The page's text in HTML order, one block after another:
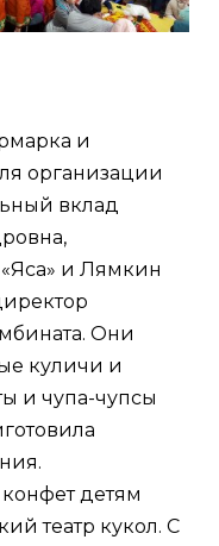
и
организации
вклад
и Лямкин
Они
куличи и
и чупа-чупсы
детям
театр кукол. С